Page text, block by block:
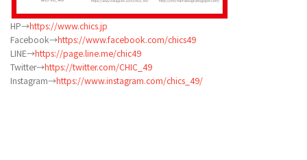
HP→https://www.chics.jp
Facebook→https://www.facebook.com/chics49
LINE→https://page.line.me/chic49
Twitter→https://twitter.com/CHIC_49
Instagram→https://www.instagram.com/chics_49/